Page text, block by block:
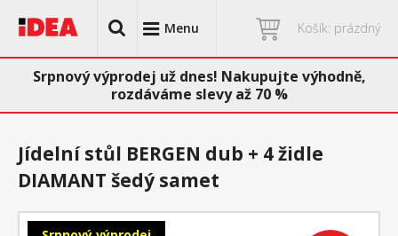
Menu Košík: prázdný
Srpnový výprodej už dnes! Nakupujte výhodně,
rozdáváme slevy až 70 %
Jídelní stůl BERGEN dub + 4 židle
DIAMANT šedý samet